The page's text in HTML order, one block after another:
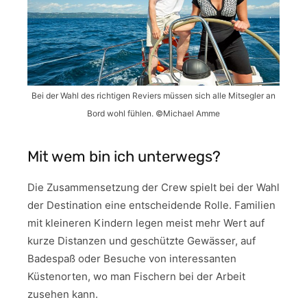
Bei der Wahl des richtigen Reviers müssen sich alle Mitsegler an
Bord wohl fühlen. ©Michael Amme
Mit wem bin ich unterwegs?
Die Zusammensetzung der Crew spielt bei der Wahl
der Destination eine entscheidende Rolle. Familien
mit kleineren Kindern legen meist mehr Wert auf
kurze Distanzen und geschützte Gewässer, auf
Badespaß oder Besuche von interessanten
Küstenorten, wo man Fischern bei der Arbeit
zusehen kann.